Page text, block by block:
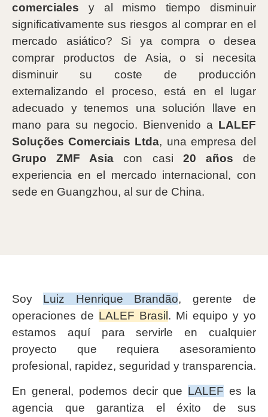
comerciales y al mismo tiempo disminuir
significativamente sus riesgos al comprar en el
mercado asiático? Si ya compra o desea
comprar productos de Asia, o si necesita
disminuir su coste de producción
externalizando el proceso, está en el lugar
adecuado y tenemos una solución llave en
mano para su negocio. Bienvenido a LALEF
Soluções Comerciais Ltda, una empresa del
Grupo ZMF Asia con casi 20 años de
experiencia en el mercado internacional, con
sede en Guangzhou, al sur de China.
Soy Luiz Henrique Brandão, gerente de
operaciones de LALEF Brasil. Mi equipo y yo
estamos aquí para servirle en cualquier
proyecto que requiera asesoramiento
profesional, rapidez, seguridad y transparencia.
En general, podemos decir que LALEF es la
agencia que garantiza el éxito de sus